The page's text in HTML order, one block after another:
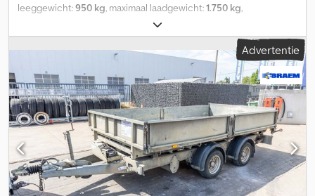
leeggewicht:950 kg, maximaal laadgewicht:1.750 kg,
, asconfiguratie:
lengte:3.630 mm, laadruimtebreedte:1.790 mm,
laadruimtehoogte:2.290 mm, ophanging: paraboolblad (veer),
, aanhangerrem:aanhanger
geremd, Ifor Williams HBX511 ► Binnenafmetingen ca.:
363x179x229 cm ► Dakventilatie ► Getinte uitzetramen met
rooster ► Aan beide zijden bovenaan en aan de voorkant te
openen ► Volledig aluminium vloer ► LED-interieurverlichting ►
Klep/deur-combinatie aan de achterzijde ► Toponderstel met
parabolische bladveren ► Volwaardig reservewiel Dodpoxbr T
Njfx Aqgjwa Extra's inbegrepen in de prijs: ► Derde hoog
geplaatst remlicht ► Schokdemper-set & 100 km/u goedkeuring
Advertentie